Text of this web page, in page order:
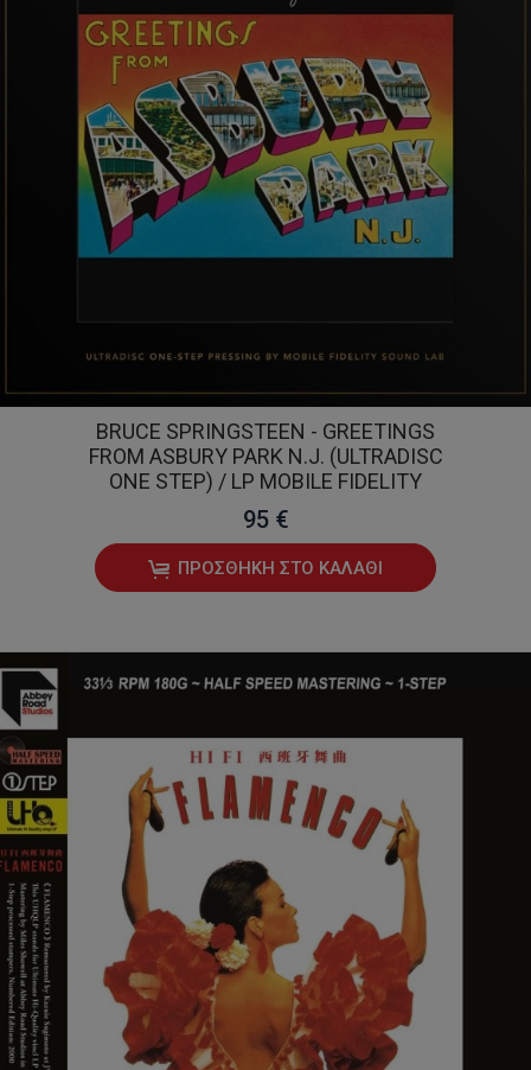
BRUCE SPRINGSTEEN - GREETINGS
FROM ASBURY PARK N.J. (ULTRADISC
ONE STEP) / LP MOBILE FIDELITY
95 €
ΠΡΟΣΘΉΚΗ ΣΤΟ ΚΑΛΆΘΙ